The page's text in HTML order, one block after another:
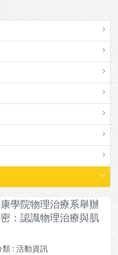
學院物理治療系舉辦
：認識物理治療與肌
類 : 活動資訊